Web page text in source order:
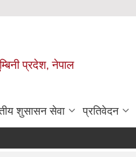
प्रदेश, नेपाल
शुसासन सेवा प्रतिवेदन